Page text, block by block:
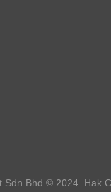
Sdn Bhd © 2024. Hak